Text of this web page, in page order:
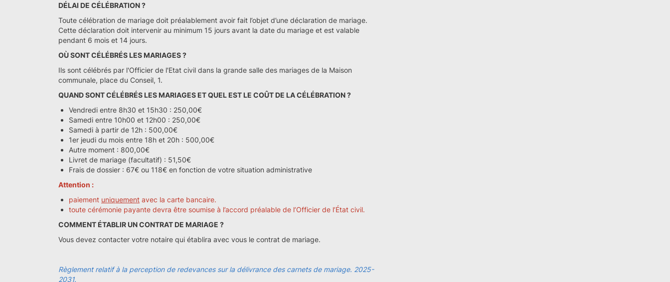
DÉLAI DE CÉLÉBRATION ?
Toute célébration de mariage doit préalablement avoir fait l’objet d’une déclaration de mariage.
Cette déclaration doit intervenir au minimum 15 jours avant la date du mariage et est valable
pendant 6 mois et 14 jours.
OÙ SONT CÉLÉBRÉS LES MARIAGES ?
Ils sont célébrés par l'Officier de l'Etat civil dans la grande salle des mariages de la Maison
communale, place du Conseil, 1.
QUAND SONT CÉLÉBRÉS LES MARIAGES ET QUEL EST LE COÛT DE LA CÉLÉBRATION ?
Vendredi entre 8h30 et 15h30 : 250,00€
Samedi entre 10h00 et 12h00 : 250,00€
Samedi à partir de 12h : 500,00€
1er jeudi du mois entre 18h et 20h : 500,00€
Autre moment : 800,00€
Livret de mariage (facultatif) : 51,50€
Frais de dossier : 67€ ou 118€ en fonction de votre situation administrative
Attention :
paiement uniquement avec la carte bancaire.
toute cérémonie payante devra être soumise à l’accord préalable de l’Officier de l’État civil.
COMMENT ÉTABLIR UN CONTRAT DE MARIAGE ?
Vous devez contacter votre notaire qui établira avec vous le contrat de mariage.
Règlement relatif à la perception de redevances sur la délivrance des carnets de mariage. 2025-
2031.